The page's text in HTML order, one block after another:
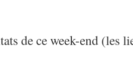
de ce week-end (les